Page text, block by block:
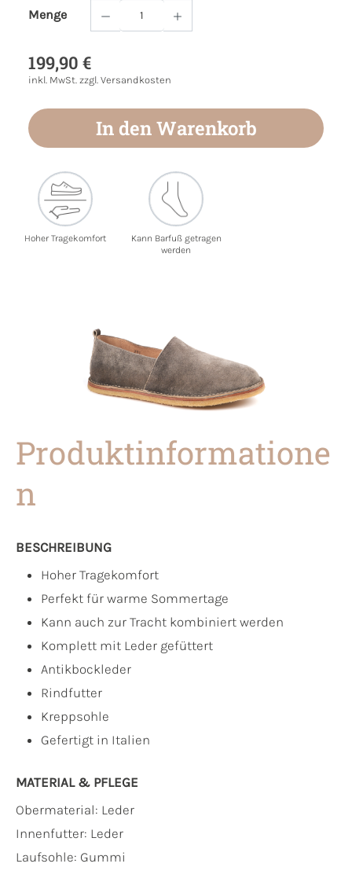
Menge
Produkt Anzahl: Gib den gewünschten
199,90 €
inkl. MwSt. zzgl. Versandkosten
In den Warenkorb
Hoher Tragekomfort
Kann Barfuß getragen
werden
Produktinformatione
n
BESCHREIBUNG
Hoher Tragekomfort
Perfekt für warme Sommertage
Kann auch zur Tracht kombiniert werden
Komplett mit Leder gefüttert
Antikbockleder
Rindfutter
Kreppsohle
Gefertigt in Italien
MATERIAL & PFLEGE
Obermaterial: Leder
Innenfutter: Leder
Laufsohle: Gummi